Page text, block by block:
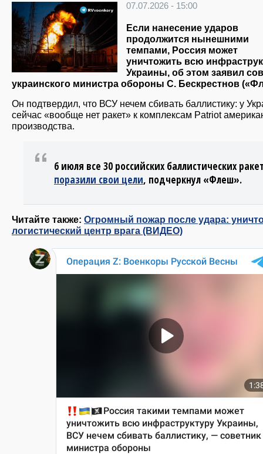
07.07.2026 - 15:00
Если нанесение ударов
продолжится нынешними
темпами, Россия может
уничтожить всю
Украины, об этом заявил
украинского министра обороны С. Бескрестнов
Он подтвердил, что ВСУ нечем сбивать баллистику: у
сейчас «вообще нет ракет» к комплексам Patriot
производства.
6 июля все 30 российских баллистических
поразили свои цели, подчеркнул «Флеш».
Читайте также: Огромный пожар после удара:
логистический центр врага (ВИДЕО)